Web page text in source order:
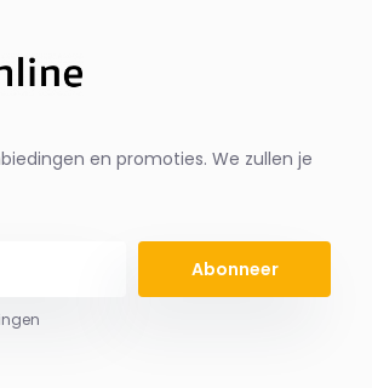
en promoties. We zullen je
Abonneer